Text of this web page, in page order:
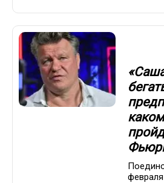
февраля